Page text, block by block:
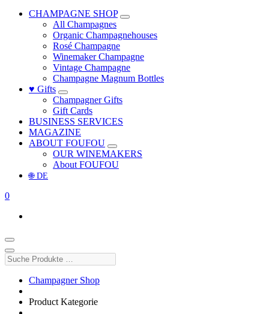
CHAMPAGNE SHOP
All Champagnes
Organic Champagnehouses
Rosé Champagne
Winemaker Champagne
Vintage Champagne
Champagne Magnum Bottles
♥ Gifts
Champagner Gifts
Gift Cards
BUSINESS SERVICES
MAGAZINE
ABOUT FOUFOU
OUR WINEMAKERS
About FOUFOU
🌐 DE
0
Suche
Produkte
Champagner Shop
Product Kategorie